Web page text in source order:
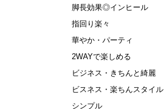
脚長効果◎インヒール
指回り楽々
華やか・パーティ
2WAYで楽しめる
ビジネス・きちんと綺麗
ビスネス・楽ちんスタイル
シンプル